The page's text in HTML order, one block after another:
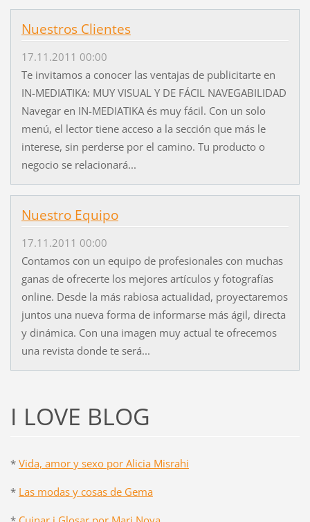
Nuestros Clientes
17.11.2011 00:00
Te invitamos a conocer las ventajas de publicitarte en
IN-MEDIATIKA: MUY VISUAL Y DE FÁCIL NAVEGABILIDAD
Navegar en IN-MEDIATIKA és muy fácil. Con un solo
menú, el lector tiene acceso a la sección que más le
interese, sin perderse por el camino. Tu producto o
negocio se relacionará...
Nuestro Equipo
17.11.2011 00:00
Contamos con un equipo de profesionales con muchas
ganas de ofrecerte los mejores artículos y fotografías
online. Desde la más rabiosa actualidad, proyectaremos
juntos una nueva forma de informarse más ágil, directa
y dinámica. Con una imagen muy actual te ofrecemos
una revista donde te será...
I LOVE BLOG
* Vida, amor y sexo por Alicia Misrahi
* Las modas y cosas de Gema